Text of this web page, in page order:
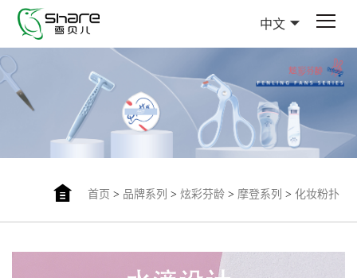
中文
首页 > 品牌系列 > 炫彩芬龄> 摩登系列 > 化妆粉扑